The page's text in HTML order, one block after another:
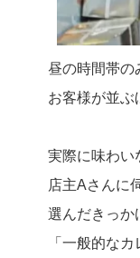
昼の時間帯の
お客様が並ぶ
実際に味わい
店主Aさんに
選んだきっか
「一般的な